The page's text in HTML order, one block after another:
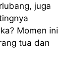
juga
Momen ini
tua dan